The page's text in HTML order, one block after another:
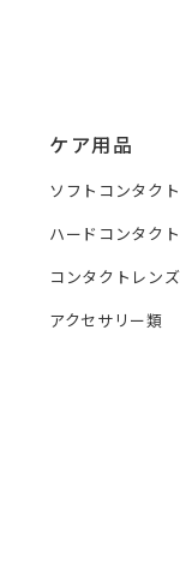
ケア用品
ソフトコンタク
ハードコンタク
コンタクトレン
アクセサリー類